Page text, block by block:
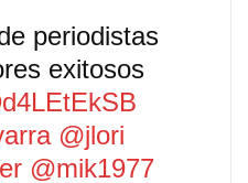
periodistas
exitosos
@jlori
@mik1977